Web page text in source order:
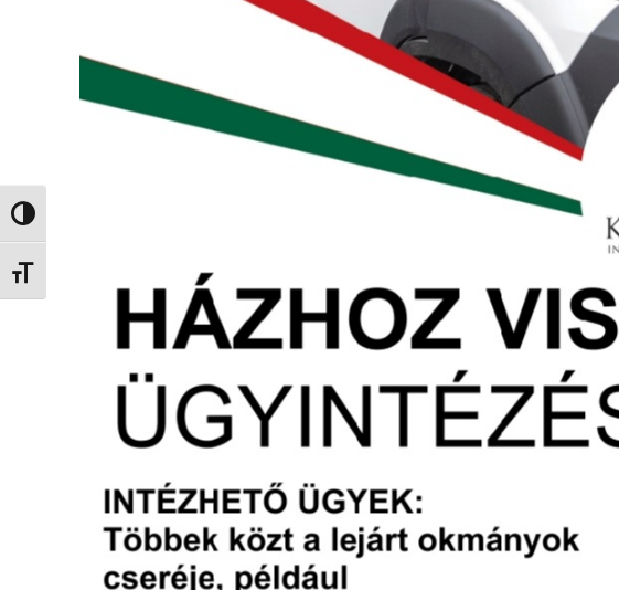
Nagy kontraszt váltása
Betűméret váltása